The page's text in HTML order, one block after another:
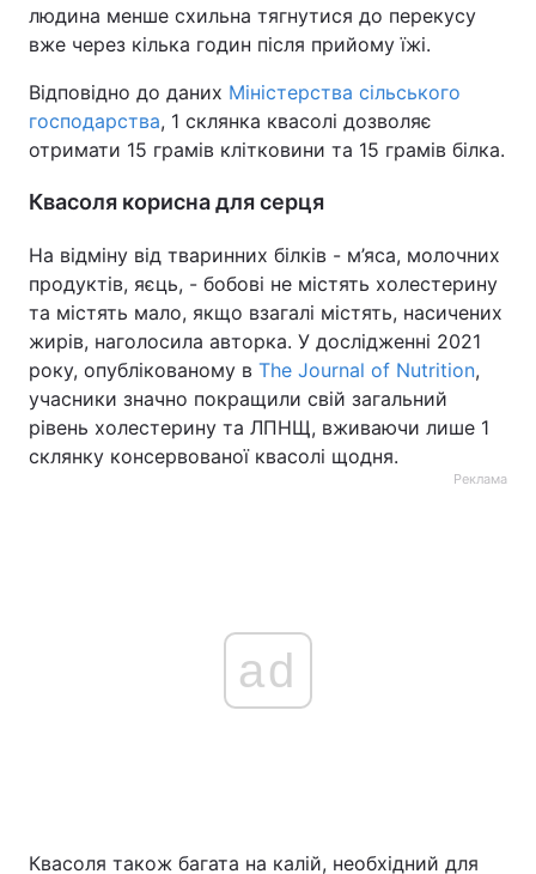
людина менше схильна тягнутися до перекусу
вже через кілька годин після прийому їжі.
Відповідно до даних Міністерства сільського
господарства, 1 склянка квасолі дозволяє
отримати 15 грамів клітковини та 15 грамів білка.
Квасоля корисна для серця
На відміну від тваринних білків - м’яса, молочних
продуктів, яєць, - бобові не містять холестерину
та містять мало, якщо взагалі містять, насичених
жирів, наголосила авторка. У дослідженні 2021
року, опублікованому в The Journal of Nutrition,
учасники значно покращили свій загальний
рівень холестерину та ЛПНЩ, вживаючи лише 1
склянку консервованої квасолі щодня.
Реклама
ad
Квасоля також багата на калій, необхідний для